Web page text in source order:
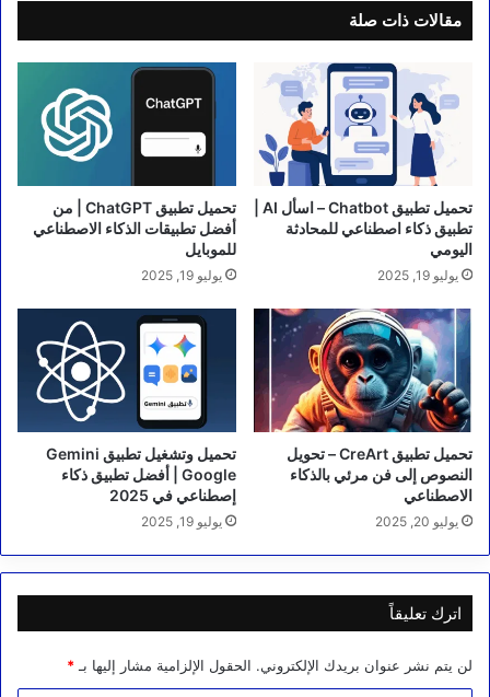
مقالات ذات صلة
تطبيق ذكاء اصطناعي للمحادثة
اليومي
يوليو 19, 2025
تحميل تطبيق ChatGPT | من
أفضل تطبيقات الذكاء الاصطناعي
للموبايل
يوليو 19, 2025
تحميل تطبيق CreArt – تحويل
النصوص إلى فن مرئي بالذكاء
الاصطناعي
يوليو 20, 2025
تحميل وتشغيل تطبيق Gemini
Google | أفضل تطبيق ذكاء
إصطناعي في 2025
يوليو 19, 2025
اترك تعليقاً
لن يتم نشر عنوان بريدك الإلكتروني. الحقول الإلزامية مشار إليها بـ *